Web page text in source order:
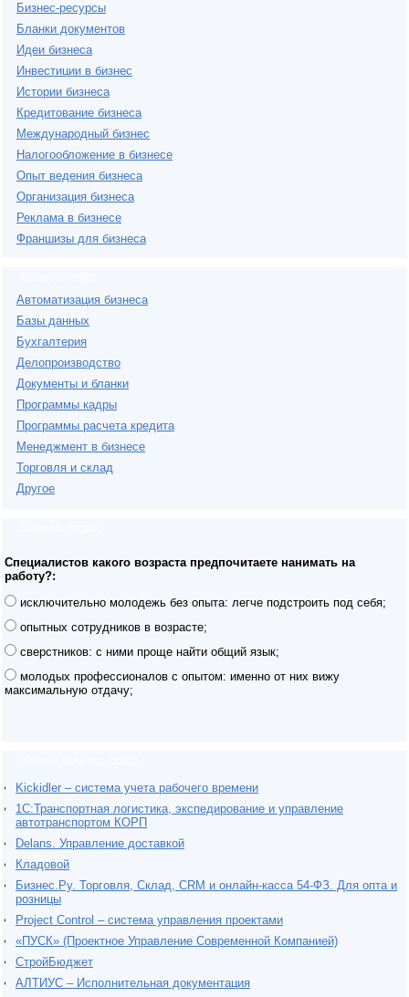
Бизнес-ресурсы
Бланки документов
Идеи бизнеса
Инвестиции в бизнес
Истории бизнеса
Кредитование бизнеса
Международный бизнес
Налогообложение в бизнесе
Опыт ведения бизнеса
Организация бизнеса
Реклама в бизнесе
Франшизы для бизнеса
Автоматизация бизнеса
Базы данных
Бухгалтерия
Делопроизводство
Документы и бланки
Программы кадры
Программы расчета кредита
Менеджмент в бизнесе
Торговля и склад
Другое
Специалистов какого возраста предпочитаете нанимать на
работу?:
исключительно молодежь без опыта: легче подстроить под себя;
опытных сотрудников в возрасте;
сверстников: с ними проще найти общий язык;
молодых профессионалов с опытом: именно от них вижу
максимальную отдачу;
Kickidler – система учета рабочего времени
1С:Транспортная логистика, экспедирование и управление
автотранспортом КОРП
Delans. Управление доставкой
Кладовой
Бизнес.Ру. Торговля, Склад, CRM и онлайн-касса 54-ФЗ. Для опта и
розницы
Project Сontrol – система управления проектами
«ПУСК» (Проектное Управление Современной Компанией)
СтройБюджет
АЛТИУС – Исполнительная документация